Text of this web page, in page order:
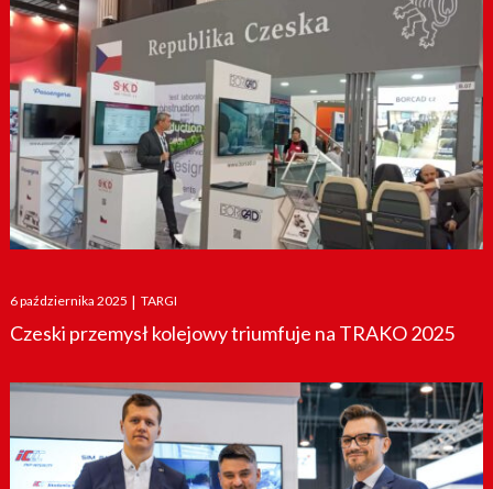
Posted
on
6 października 2025 TARGI
Czeski przemysł kolejowy triumfuje na TRAKO 2025